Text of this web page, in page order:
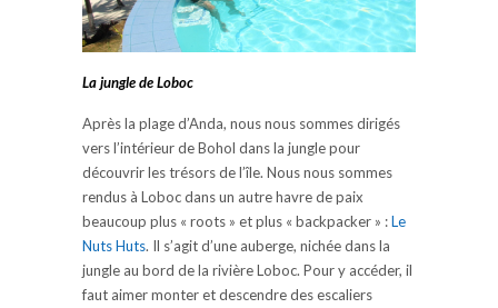
La jungle de Loboc
Après la plage d’Anda, nous nous sommes dirigés
vers l’intérieur de Bohol dans la jungle pour
découvrir les trésors de l’île. Nous nous sommes
rendus à Loboc dans un autre havre de paix
beaucoup plus « roots » et plus « backpacker » :Le
Nuts Huts. Il s’agit d’une auberge, nichée dans la
jungle au bord de la rivière Loboc. Pour y accéder, il
faut aimer monter et descendre des escaliers